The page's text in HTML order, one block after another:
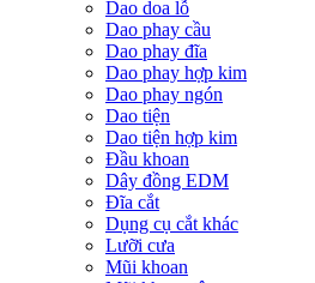
Dao doa lỗ
Dao phay cầu
Dao phay đĩa
Dao phay hợp kim
Dao phay ngón
Dao tiện
Dao tiện hợp kim
Đầu khoan
Dây đồng EDM
Đĩa cắt
Dụng cụ cắt khác
Lưỡi cưa
Mũi khoan